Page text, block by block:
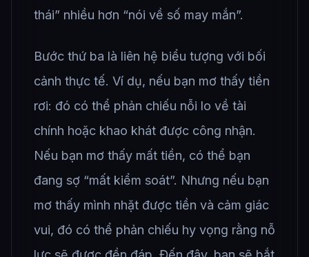
thái” nhiều hơn “nói về số may mắn”.
Bước thứ ba là liên hệ biểu tượng với bối
cảnh thực tế. Ví dụ, nếu bạn mơ thấy tiền
rơi: đó có thể phản chiếu nỗi lo về tài
chính hoặc khao khát được công nhận.
Nếu bạn mơ thấy mất tiền, có thể bạn
đang sợ “mất kiểm soát”. Nhưng nếu bạn
mơ thấy mình nhặt được tiền và cảm giác
vui, đó có thể phản chiếu hy vọng rằng nỗ